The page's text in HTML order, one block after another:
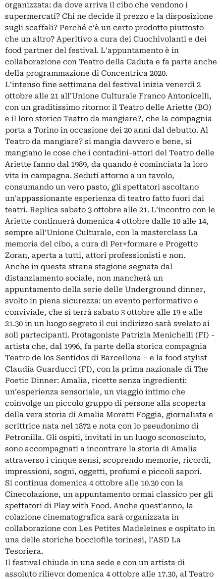
organizzata: da dove arriva il cibo che vendono i
supermercati? Chi ne decide il prezzo e la disposizione
sugli scaffali? Perché c’è un certo prodotto piuttosto
che un altro? Aperitivo a cura dei Cuochivolanti e dei
food partner del festival. L'appuntamento è in
collaborazione con Teatro della Caduta e fa parte anche
della programmazione di Concentrica 2020.
L'intenso fine settimana del festival inizia venerdì 2
ottobre alle 21 all'Unione Culturale Franco Antonicelli,
con un graditissimo ritorno: il Teatro delle Ariette (BO)
e il loro storico Teatro da mangiare?, che la compagnia
porta a Torino in occasione dei 20 anni dal debutto. Al
Teatro da mangiare? si mangia davvero e bene, si
mangiano le cose che i contadini-attori del Teatro delle
Ariette fanno dal 1989, da quando è cominciata la loro
vita in campagna. Seduti attorno a un tavolo,
consumando un vero pasto, gli spettatori ascoltano
un'appassionante esperienza di teatro fatto fuori dai
teatri. Replica sabato 3 ottobre alle 21. L'incontro con le
Ariette continuerà domenica 4 ottobre dalle 10 alle 14,
sempre all'Unione Culturale, con la masterclass La
memoria del cibo, a cura di Per+formare e Progetto
Zoran, aperta a tutti, attori professionisti e non.
Anche in questa strana stagione segnata dal
distanziamento sociale, non mancherà un
appuntamento della serie delle Underground dinner,
svolto in piena sicurezza: un evento performativo e
conviviale, che si terrà sabato 3 ottobre alle 19 e alle
21.30 in un luogo segreto il cui indirizzo sarà svelato ai
soli partecipanti. Protagoniste Patrizia Menichelli (FI) -
artista che, dal 1996, fa parte della storica compagnia
Teatro de los Sentidos di Barcellona – e la food stylist
Claudia Guarducci (FI), con la prima nazionale di The
Poetic Dinner: Amalia, ricette senza ingredienti:
un’esperienza sensoriale, un viaggio intimo che
coinvolge un piccolo gruppo di persone alla scoperta
della vera storia di Amalia Moretti Foggia, giornalista e
scrittrice nata nel 1872 e nota con lo pseudonimo di
Petronilla. Gli ospiti, invitati in un luogo sconosciuto,
sono accompagnati a incontrare la storia di Amalia
attraverso i cinque sensi, scoprendo memorie, ricordi,
impressioni, sogni, oggetti, profumi e piccoli sapori.
Si continua domenica 4 ottobre alle 10.30 con la
Cinecolazione, un appuntamento ormai classico per gli
spettatori di Play with Food. Anche quest'anno, la
colazione cinematografica sarà organizzata in
collaborazione con Les Petites Madeleines e ospitato in
una delle storiche bocciofile torinesi, l’ASD La
Tesoriera.
Il festival chiude in una sede e con un artista di
assoluto rilievo: domenica 4 ottobre alle 17.30, al Teatro